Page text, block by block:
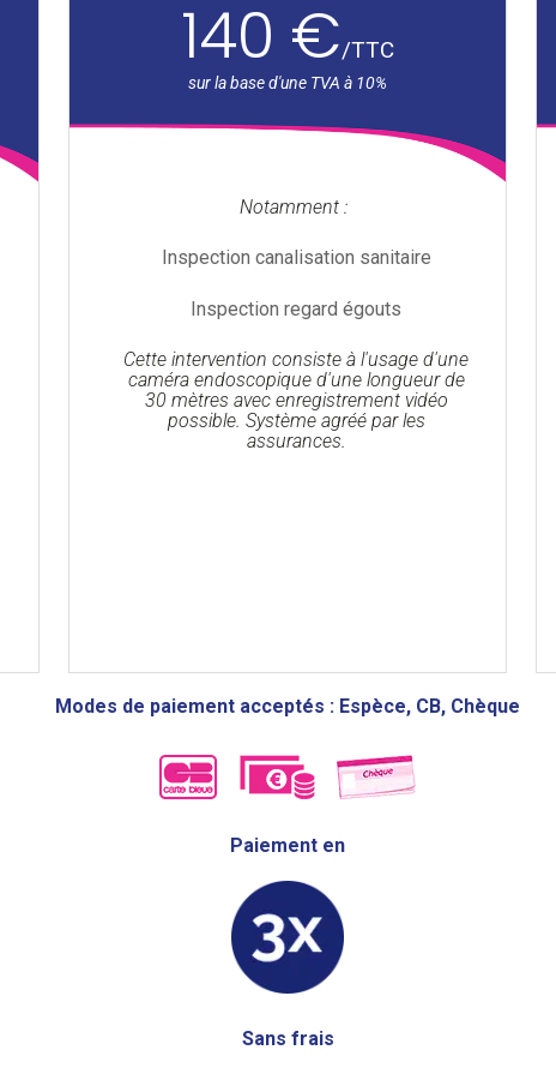
140 €/TTC
Notamment :
Inspection canalisation sanitaire
Inspection regard égouts
Cette intervention consiste à l'usage d'une
caméra endoscopique d'une longueur de
30 mètres avec enregistrement vidéo
possible. Système agréé par les
assurances.
Modes de paiement acceptés : Espèce, CB, Chèque
Paiement en
Sans frais